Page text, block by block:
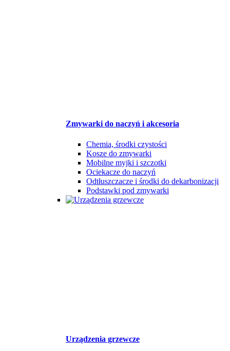
Zmywarki do naczyń i akcesoria
Chemia, środki czystości
Kosze do zmywarki
Mobilne myjki i szczotki
Ociekacze do naczyń
Odtłuszczacze i środki do dekarbonizacji
Podstawki pod zmywarki
Urządzenia grzewcze